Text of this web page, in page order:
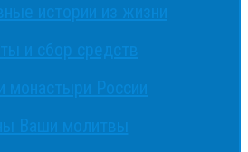
истории из жизни
и сбор средств
монастыри России
Ваши молитвы